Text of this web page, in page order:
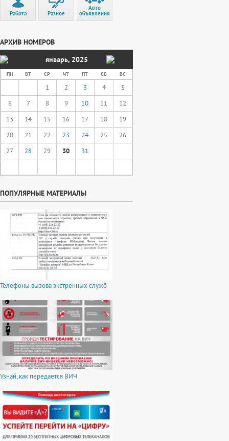
Работа Разное
Авто
объявления
АРХИВ НОМЕРОВ
январь, 2025
ПН ВТ СР ЧТ ПТ СБ ВС
1 2 3 4
5
6
7 8 9 10 11
12
13
14 15 16 17 18
19
20
21 22 23 24 25
26
27
28 29 30 31
ПОПУЛЯРНЫЕ МАТЕРИАЛЫ
Телефоны вызова экстренных служб
Узнай, как передается ВИЧ